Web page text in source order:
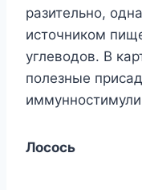
разительно,
источником
углеводов. В
полезные
Лосось